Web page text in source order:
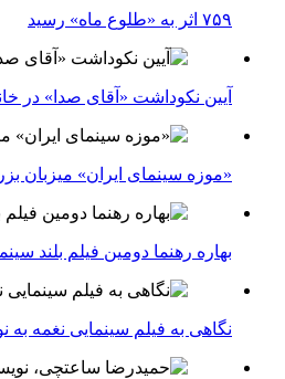
۷۵۹ اثر به «طلوع ماه» رسید
آیین نکوداشت «آقای صدا» در
«موزه سینمای ایران»
بهاره رهنما دومین فیلم بلند
نگاهی به فیلم سینمایی نغمه